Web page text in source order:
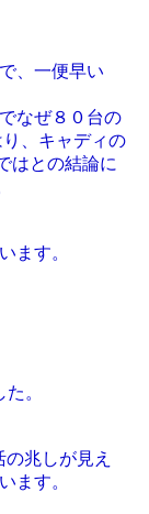
、一便早い
なぜ８０台の
、キャディの
はとの結論に
ます。
。
兆しが見え
ます。